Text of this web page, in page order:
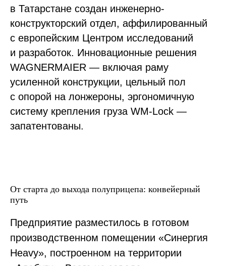
в Татарстане создан инженерно-
конструкторский отдел, аффилированный
с европейским Центром исследований
и разработок. Инновационные решения
WAGNERMAIER — включая раму
усиленной конструкции, цельный пол
с опорой на лонжероны, эргономичную
систему крепления груза WM-Lock —
запатентованы.
От старта до выхода полуприцепа: конвейерный
путь
Предприятие разместилось в готовом
производственном помещении «Синергия
Heavy», построенном на территории